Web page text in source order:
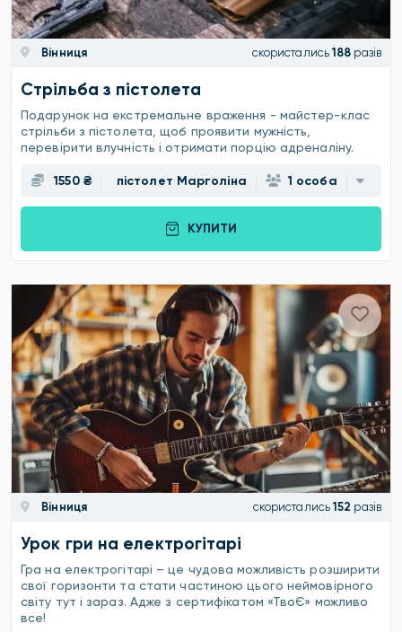
Вінниця скористались 188 разів
Стрільба з пістолета
Подарунок на екстремальне враження - майстер-клас
стрільби з пістолета, щоб проявити мужність,
перевірити влучність і отримати порцію адреналіну.
1550 ₴ пістолет Марголіна 1 особа
КУПИТИ
Вінниця скористались 152 разів
Урок гри на електрогітарі
Гра на електрогітарі – це чудова можливість розширити
свої горизонти та стати частиною цього неймовірного
світу тут і зараз. Адже з сертифікатом «ТвоЄ» можливо
все!